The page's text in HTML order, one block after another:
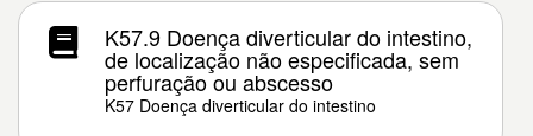
K57.9 Doença diverticular do intestino,
de localização não especificada, sem
perfuração ou abscesso
K57 Doença diverticular do intestino